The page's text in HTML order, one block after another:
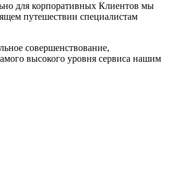
для корпоративных Клиентов мы
путешествии специалистам
совершенствование,
высокого уровня сервиса нашим